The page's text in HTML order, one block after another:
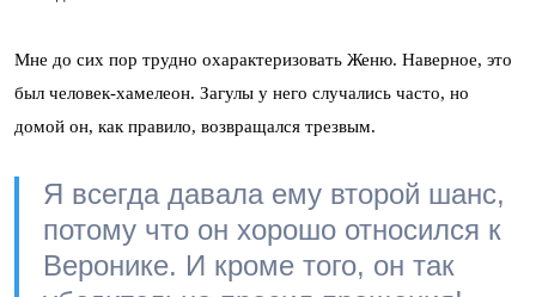
Мне до сих пор трудно охарактеризовать Женю. Наверное, это
был человек-хамелеон. Загулы у него случались часто, но
домой он, как правило, возвращался трезвым.
Я всегда давала ему второй шанс,
потому что он хорошо относился к
Веронике. И кроме того, он так